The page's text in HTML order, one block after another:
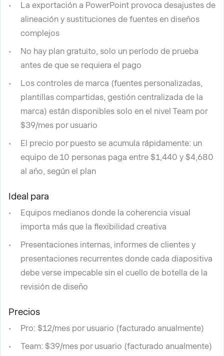
La exportación a PowerPoint provoca desajustes de
alineación y sustituciones de fuentes en diseños
complejos
No hay plan gratuito, solo un período de prueba
antes de que se requiera el pago
Los controles de marca (fuentes personalizadas,
plantillas compartidas, gestión centralizada de la
marca) están disponibles solo en el nivel Team por
$39/mes por usuario
El precio por puesto se acumula rápidamente: un
equipo de 10 personas paga entre $1,440 y $4,680
al año, según el plan
Ideal para
Equipos medianos donde la coherencia visual
importa más que la flexibilidad creativa
Presentaciones internas, informes de clientes y
presentaciones recurrentes donde cada diapositiva
debe verse impecable sin el cuello de botella de la
revisión de diseño
Precios
Pro: $12/mes por usuario (facturado anualmente)
Team: $39/mes por usuario (facturado anualmente)